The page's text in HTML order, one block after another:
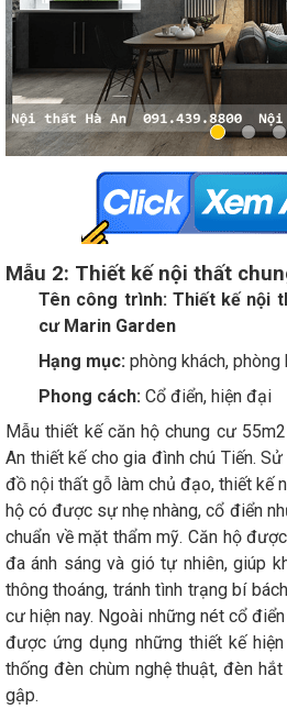
Mẫu 2: Thiết kế nội thất
Tên công trình: Thiết kế nội
cư Marin Garden
Hạng mục: phòng khách, phòng
Phong cách: Cổ điển, hiện đại
Mẫu thiết kế căn hộ chung cư
An thiết kế cho gia đình chú Tiến.
đồ nội thất gỗ làm chủ đạo, thiết kế
hộ có được sự nhẹ nhàng, cổ điển
chuẩn về mặt thẩm mỹ. Căn hộ
đa ánh sáng và gió tự nhiên, giúp
thông thoáng, tránh tình trạng bí
cư hiện nay. Ngoài những nét cổ
được ứng dụng những thiết kế
thống đèn chùm nghệ thuật, đèn
gập.